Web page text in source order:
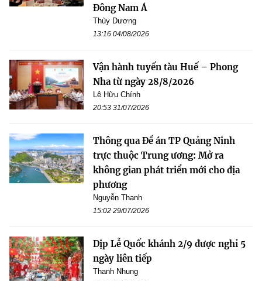
Đông Nam Á
Thùy Dương
13:16 04/08/2026
Vận hành tuyến tàu Huế – Phong
Nha từ ngày 28/8/2026
Lê Hữu Chính
20:53 31/07/2026
Thông qua Đề án TP Quảng Ninh
trực thuộc Trung ương: Mở ra
không gian phát triển mới cho địa
phương
Nguyễn Thanh
15:02 29/07/2026
Dịp Lễ Quốc khánh 2/9 được nghỉ 5
ngày liên tiếp
Thanh Nhung